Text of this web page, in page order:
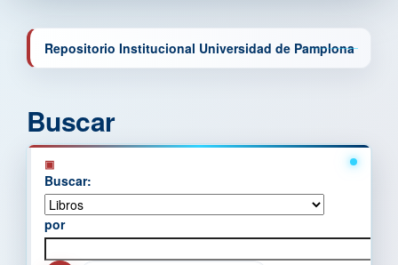
Repositorio Institucional Universidad de Pamplona
Buscar
Buscar:
por